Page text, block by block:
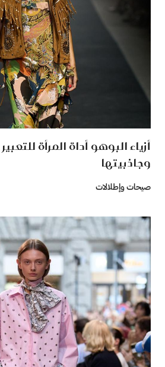
أزياء البوهو أداة المرأة
وجاذبيتها
صيحات وإطلالات